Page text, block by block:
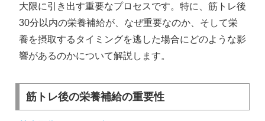
大限に引き出す重要なプロセスです。特に、筋トレ後
30分以内の栄養補給が、なぜ重要なのか、そして栄
養を摂取するタイミングを逃した場合にどのような影
響があるのかについて解説します。
筋トレ後の栄養補給の重要性